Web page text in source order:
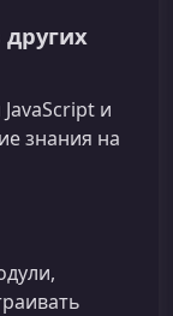
и
знания на